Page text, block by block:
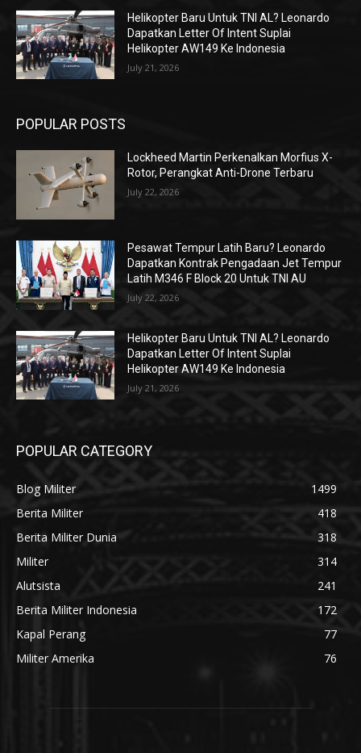
Helikopter Baru Untuk TNI AL? Leonardo
Dapatkan Letter Of Intent Suplai
Helikopter AW149 Ke Indonesia
July 21, 2026
POPULAR POSTS
Lockheed Martin Perkenalkan Morfius X-
Rotor, Perangkat Anti-Drone Terbaru
July 22, 2026
Pesawat Tempur Latih Baru? Leonardo
Dapatkan Kontrak Pengadaan Jet Tempur
Latih M346 F Block 20 Untuk TNI AU
July 22, 2026
Helikopter Baru Untuk TNI AL? Leonardo
Dapatkan Letter Of Intent Suplai
Helikopter AW149 Ke Indonesia
July 21, 2026
POPULAR CATEGORY
Blog Militer
1499
Berita Militer
418
Berita Militer Dunia
318
Militer
314
Alutsista
241
Berita Militer Indonesia
172
Kapal Perang
77
Militer Amerika
76